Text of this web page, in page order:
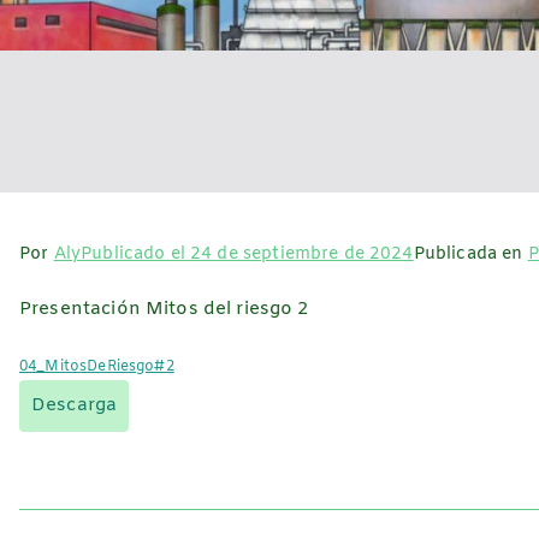
Por AlyPublicado el 24 de septiembre de 2024Publicada en
Presentación Mitos del riesgo 2
04_MitosDeRiesgo#2
Descarga